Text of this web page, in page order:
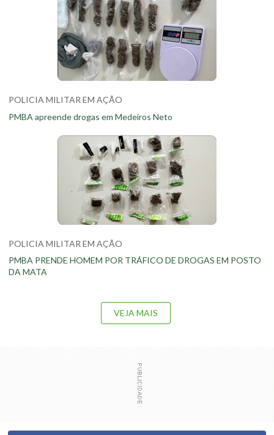
POLICIA MILITAR EM AÇÃO
PMBA apreende drogas em Medeiros Neto
POLICIA MILITAR EM AÇÃO
PMBA PRENDE HOMEM POR TRÁFICO DE DROGAS EM POSTO
DA MATA
VEJA MAIS